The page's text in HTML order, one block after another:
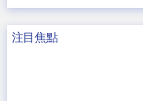
注目焦點